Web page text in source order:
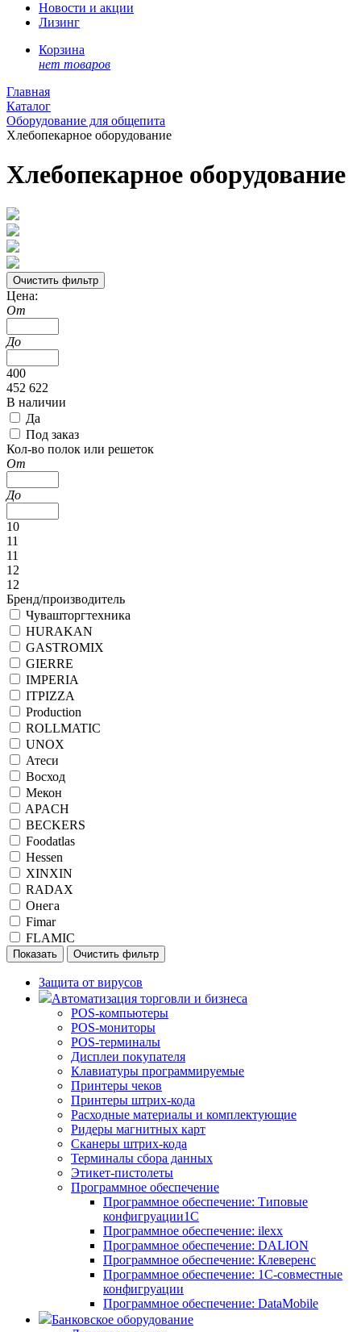
Новости и акции
Лизинг
Корзина
нет товаров
Главная
Каталог
Оборудование для общепита
Хлебопекарное оборудование
Хлебопекарное оборудование
Цена:
От
До
400
452 622
В наличии
Да
Под заказ
Кол-во полок или решеток
От
До
10
11
11
12
12
Бренд/производитель
Чувашторгтехника
HURAKAN
GASTROMIX
GIERRE
IMPERIA
ITPIZZA
Production
ROLLMATIC
UNOX
Атеси
Восход
Мекон
APACH
BECKERS
Foodatlas
Hessen
XINXIN
RADAX
Онега
Fimar
FLAMIC
Защита от вирусов
Автоматизация торговли и бизнеса
POS-компьютеры
POS-мониторы
POS-терминалы
Дисплеи покупателя
Клавиатуры программируемые
Принтеры чеков
Принтеры штрих-кода
Расходные материалы и комплектующие
Ридеры магнитных карт
Сканеры штрих-кода
Терминалы сбора данных
Этикет-пистолеты
Программное обеспечение
Программное обеспечение: Типовые
конфигруации1С
Программное обеспечение: ilexx
Программное обеспечение: DALION
Программное обеспечение: Клеверенс
Программное обеспечение: 1С-совместные
конфигруации
Программное обеспечение: DataMobile
Банковское оборудование